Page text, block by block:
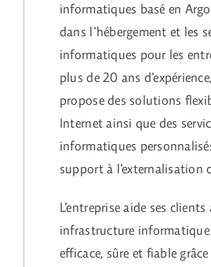
informatiques basé en
dans l’hébergement et les
informatiques pour les
plus de 20 ans
propose des solutions
Internet ainsi que des
informatiques
support à l’externalisation
L’entreprise aide ses clients
infrastructure informatique
efficace, sûre et fiable